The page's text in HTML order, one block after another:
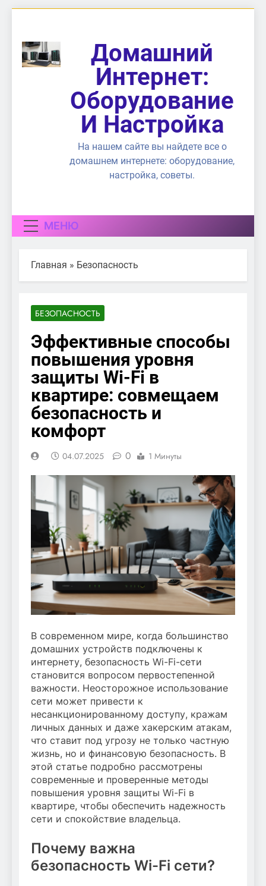
содержимому
Домашний
Интернет:
Оборудование
И Настройка
На нашем сайте вы найдете все о
домашнем интернете: оборудование,
настройка, советы.
МЕНЮ
Главная » Безопасность
БЕЗОПАСНОСТЬ
Эффективные способы
повышения уровня
защиты Wi-Fi в
квартире: совмещаем
безопасность и
комфорт
04.07.2025 0 1 Минуты
В современном мире, когда большинство
домашних устройств подключены к
интернету, безопасность Wi-Fi-сети
становится вопросом первостепенной
важности. Неосторожное использование
сети может привести к
несанкционированному доступу, кражам
личных данных и даже хакерским атакам,
что ставит под угрозу не только частную
жизнь, но и финансовую безопасность. В
этой статье подробно рассмотрены
современные и проверенные методы
повышения уровня защиты Wi-Fi в
квартире, чтобы обеспечить надежность
сети и спокойствие владельца.
Почему важна
безопасность Wi-Fi сети?